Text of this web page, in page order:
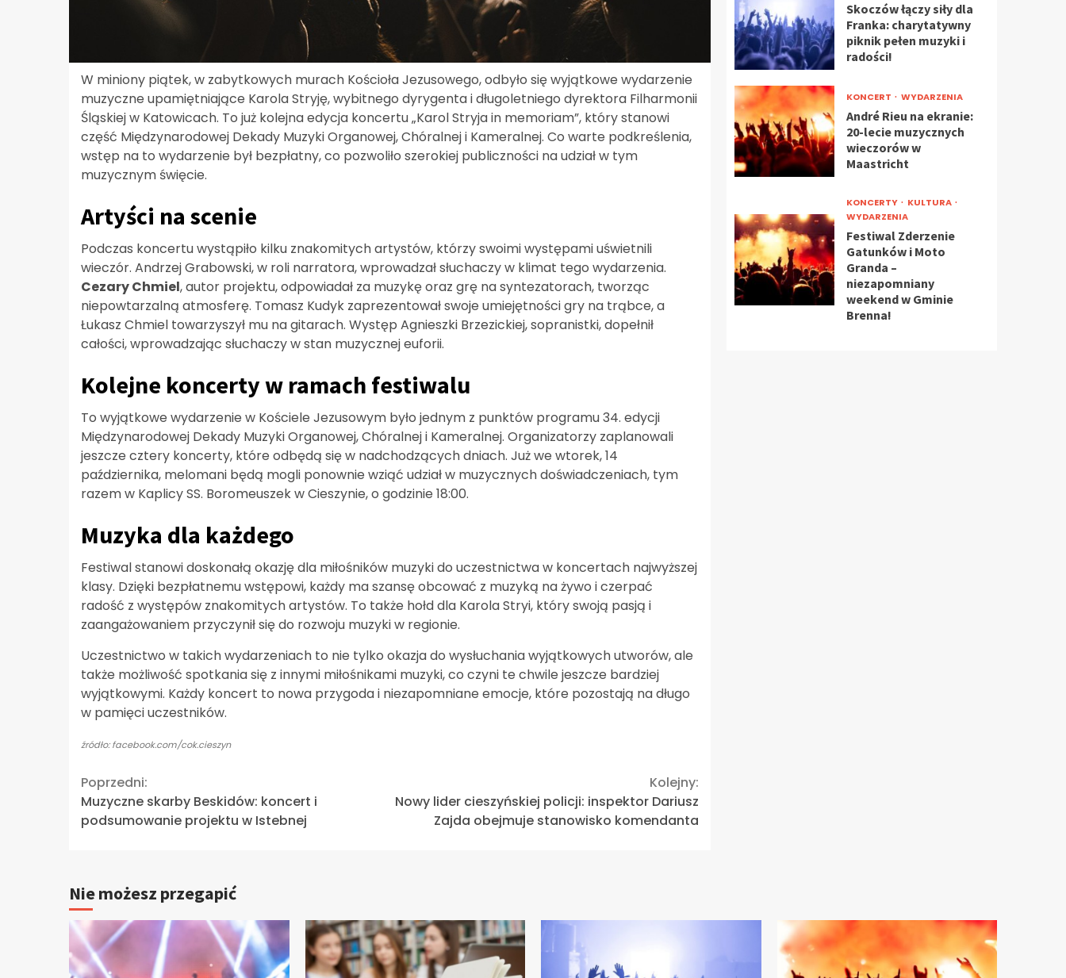
W miniony piątek, w zabytkowych murach Kościoła Jezusowego, odbyło się wyjątkowe wydarzenie
muzyczne upamiętniające Karola Stryję, wybitnego dyrygenta i długoletniego dyrektora Filharmonii
Śląskiej w Katowicach. To już kolejna edycja koncertu „Karol Stryja in memoriam”, który stanowi
część Międzynarodowej Dekady Muzyki Organowej, Chóralnej i Kameralnej. Co warte podkreślenia,
wstęp na to wydarzenie był bezpłatny, co pozwoliło szerokiej publiczności na udział w tym
muzycznym święcie.
Artyści na scenie
Podczas koncertu wystąpiło kilku znakomitych artystów, którzy swoimi występami uświetnili
wieczór. Andrzej Grabowski, w roli narratora, wprowadzał słuchaczy w klimat tego wydarzenia.
Cezary Chmiel, autor projektu, odpowiadał za muzykę oraz grę na syntezatorach, tworząc
niepowtarzalną atmosferę. Tomasz Kudyk zaprezentował swoje umiejętności gry na trąbce, a
Łukasz Chmiel towarzyszył mu na gitarach. Występ Agnieszki Brzezickiej, sopranistki, dopełnił
całości, wprowadzając słuchaczy w stan muzycznej euforii.
Kolejne koncerty w ramach festiwalu
To wyjątkowe wydarzenie w Kościele Jezusowym było jednym z punktów programu 34. edycji
Międzynarodowej Dekady Muzyki Organowej, Chóralnej i Kameralnej. Organizatorzy zaplanowali
jeszcze cztery koncerty, które odbędą się w nadchodzących dniach. Już we wtorek, 14
października, melomani będą mogli ponownie wziąć udział w muzycznych doświadczeniach, tym
razem w Kaplicy SS. Boromeuszek w Cieszynie, o godzinie 18:00.
Muzyka dla każdego
Festiwal stanowi doskonałą okazję dla miłośników muzyki do uczestnictwa w koncertach najwyższej
klasy. Dzięki bezpłatnemu wstępowi, każdy ma szansę obcować z muzyką na żywo i czerpać
radość z występów znakomitych artystów. To także hołd dla Karola Stryi, który swoją pasją i
zaangażowaniem przyczynił się do rozwoju muzyki w regionie.
Uczestnictwo w takich wydarzeniach to nie tylko okazja do wysłuchania wyjątkowych utworów, ale
także możliwość spotkania się z innymi miłośnikami muzyki, co czyni te chwile jeszcze bardziej
wyjątkowymi. Każdy koncert to nowa przygoda i niezapomniane emocje, które pozostają na długo
w pamięci uczestników.
źródło: facebook.com/cok.cieszyn
Continue
Reading
Poprzedni:
Muzyczne skarby Beskidów: koncert i
podsumowanie projektu w Istebnej
Kolejny:
Nowy lider cieszyńskiej policji: inspektor Dariusz
Zajda obejmuje stanowisko komendanta
Skoczów łączy siły dla
Franka: charytatywny
piknik pełen muzyki i
radości!
KONCERT WYDARZENIA
André Rieu na ekranie:
20-lecie muzycznych
wieczorów w
Maastricht
KONCERTY
KULTURA
WYDARZENIA
Festiwal Zderzenie
Gatunków i Moto
Granda –
niezapomniany
weekend w Gminie
Brenna!
Nie możesz przegapić